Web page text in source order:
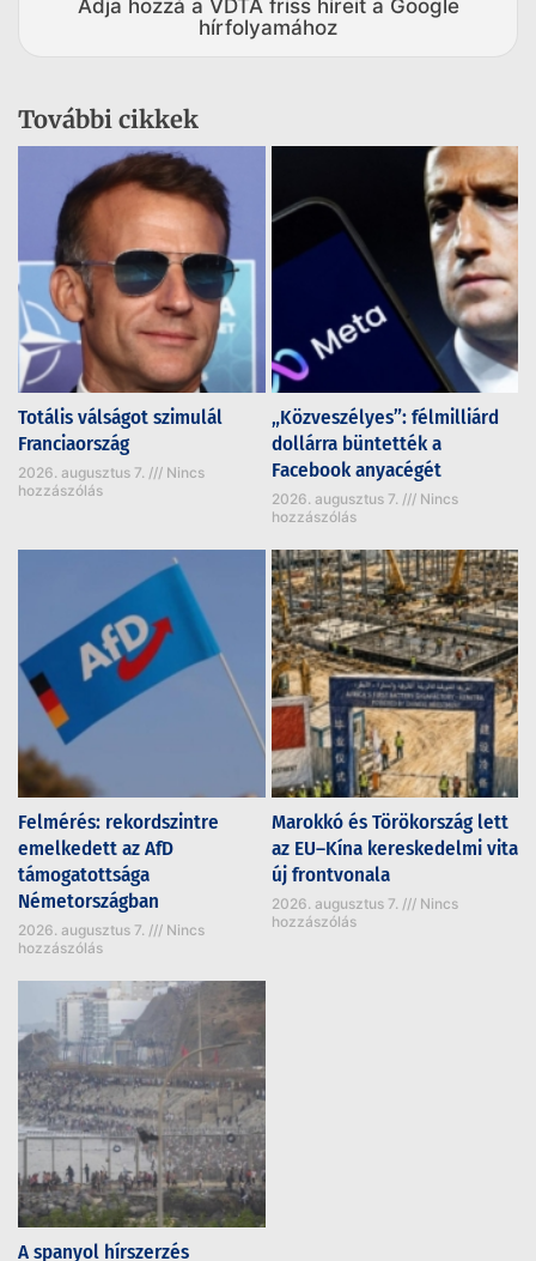
Adja hozzá a VDTA friss híreit a Google
hírfolyamához
További cikkek
Totális válságot szimulál
Franciaország
2026. augusztus 7.
Nincs
hozzászólás
„Közveszélyes”: félmilliárd
dollárra büntették a
Facebook anyacégét
2026. augusztus 7.
Nincs
hozzászólás
Felmérés: rekordszintre
emelkedett az AfD
támogatottsága
Németországban
2026. augusztus 7.
Nincs
hozzászólás
Marokkó és Törökország lett
az EU–Kína kereskedelmi vita
új frontvonala
2026. augusztus 7.
Nincs
hozzászólás
A spanyol hírszerzés